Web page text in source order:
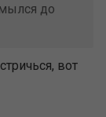
до
вот